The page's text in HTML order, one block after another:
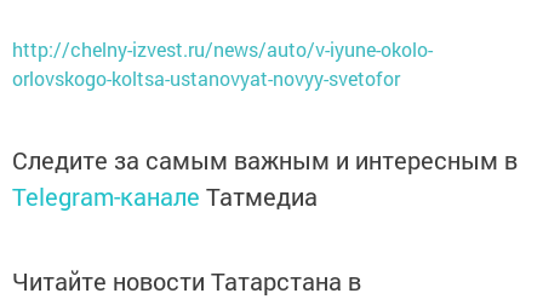
http://chelny-izvest.ru/news/auto/v-iyune-okolo-
orlovskogo-koltsa-ustanovyat-novyy-svetofor
Следите за самым важным и интересным в
Telegram-канале Татмедиа
Читайте новости Татарстана в